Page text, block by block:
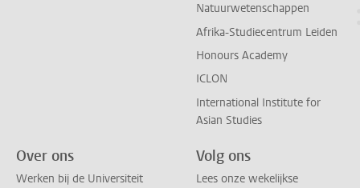
Natuurwetenschappen
Afrika-Studiecentrum Leiden
Honours Academy
ICLON
International Institute for
Asian Studies
Over ons
Werken bij de Universiteit
Volg ons
Lees onze wekelijkse